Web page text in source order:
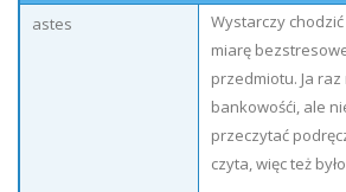
astes
Wystarczy
miarę
przedmiotu. Ja raz
bankowośći, ale
przeczytać
czyta, więc też